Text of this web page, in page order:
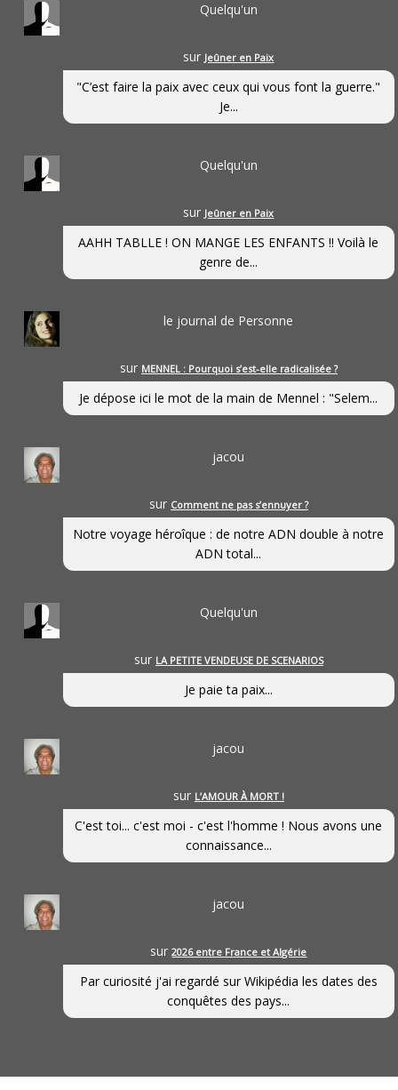
Quelqu'un
sur Jeûner en Paix
"C’est faire la paix avec ceux qui vous font la guerre."
Je...
Quelqu'un
sur Jeûner en Paix
AAHH TABLLE ! ON MANGE LES ENFANTS !! Voilà le
genre de...
le journal de Personne
sur MENNEL : Pourquoi s’est-elle radicalisée ?
Je dépose ici le mot de la main de Mennel : "Selem...
jacou
sur Comment ne pas s’ennuyer ?
Notre voyage héroîque : de notre ADN double à notre
ADN total...
Quelqu'un
sur LA PETITE VENDEUSE DE SCENARIOS
Je paie ta paix...
jacou
sur L’AMOUR À MORT !
C'est toi... c'est moi - c'est l'homme ! Nous avons une
connaissance...
jacou
sur2026 entre France et Algérie
Par curiosité j'ai regardé sur Wikipédia les dates des
conquêtes des pays...